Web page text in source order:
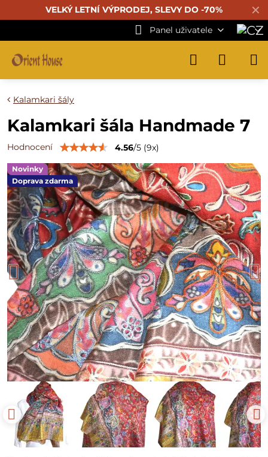
✕
VELKÝ LETNÍ VÝPRODEJ, SLEVY DO -70%
Panel uživatele
Novinky
Doprava zdarma
Kalamkari šály
Kalamkari šála Handmade 7
Hodnocení 4.56/5 (9x)